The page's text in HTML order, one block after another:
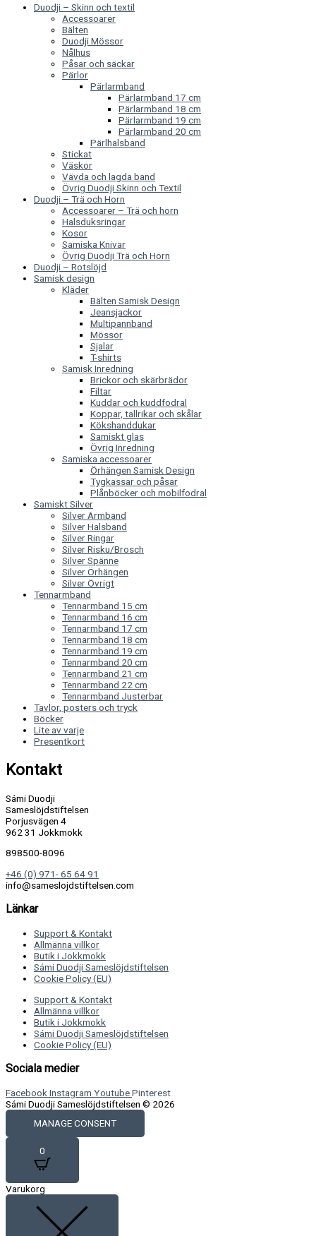
Duodji – Skinn och textil
Accessoarer
Bälten
Duodji Mössor
Nålhus
Påsar och säckar
Pärlor
Pärlarmband
Pärlarmband 17 cm
Pärlarmband 18 cm
Pärlarmband 19 cm
Pärlarmband 20 cm
Pärlhalsband
Stickat
Väskor
Vävda och lagda band
Övrig Duodji Skinn och Textil
Duodji – Trä och Horn
Accessoarer – Trä och horn
Halsduksringar
Kosor
Samiska Knivar
Övrig Duodji Trä och Horn
Duodji – Rotslöjd
Samisk design
Kläder
Bälten Samisk Design
Jeansjackor
Multipannband
Mössor
Sjalar
T-shirts
Samisk Inredning
Brickor och skärbrädor
Filtar
Kuddar och kuddfodral
Koppar, tallrikar och skålar
Kökshanddukar
Samiskt glas
Övrig Inredning
Samiska accessoarer
Örhängen Samisk Design
Tygkassar och påsar
Plånböcker och mobilfodral
Samiskt Silver
Silver Armband
Silver Halsband
Silver Ringar
Silver Risku/Brosch
Silver Spänne
Silver Örhängen
Silver Övrigt
Tennarmband
Tennarmband 15 cm
Tennarmband 16 cm
Tennarmband 17 cm
Tennarmband 18 cm
Tennarmband 19 cm
Tennarmband 20 cm
Tennarmband 21 cm
Tennarmband 22 cm
Tennarmband Justerbar
Tavlor, posters och tryck
Böcker
Lite av varje
Presentkort
Kontakt
Sámi Duodji
Sameslöjdstiftelsen
Porjusvägen 4
962 31 Jokkmokk
898500-8096
+46 (0) 971- 65 64 91
info@sameslojdstiftelsen.com
Länkar
Support & Kontakt
Allmänna villkor
Butik i Jokkmokk
Sámi Duodji Sameslöjdstiftelsen
Cookie Policy (EU)
Support & Kontakt
Allmänna villkor
Butik i Jokkmokk
Sámi Duodji Sameslöjdstiftelsen
Cookie Policy (EU)
Sociala medier
Facebook Instagram YoutubePinterest
Sámi Duodji Sameslöjdstiftelsen © 2026
MANAGE CONSENT
0
Varukorg